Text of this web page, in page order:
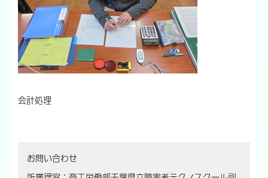
会計処理
お問い合わせ